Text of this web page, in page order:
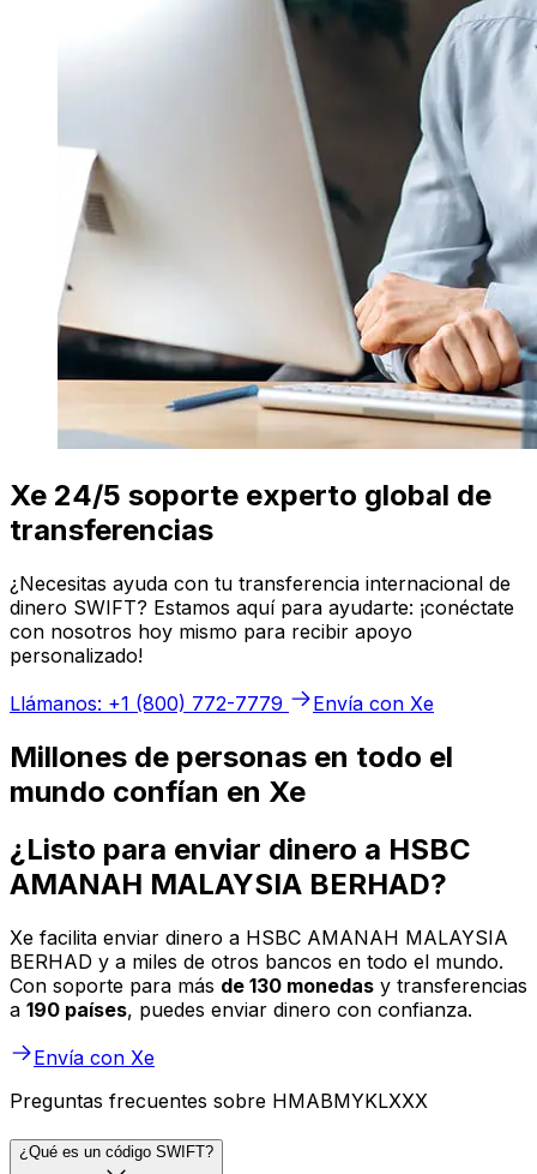
Xe 24/5 soporte experto global de
transferencias
¿Necesitas ayuda con tu transferencia internacional de
dinero SWIFT? Estamos aquí para ayudarte: ¡conéctate
con nosotros hoy mismo para recibir apoyo
personalizado!
Llámanos: +1 (800) 772-7779
Envía con Xe
Millones de personas en todo el
mundo confían en Xe
¿Listo para enviar dinero a HSBC
AMANAH MALAYSIA BERHAD?
Xe facilita enviar dinero a HSBC AMANAH MALAYSIA
BERHAD y a miles de otros bancos en todo el mundo.
Con soporte para más de 130 monedas y transferencias
a 190 países, puedes enviar dinero con confianza.
Envía con Xe
Preguntas frecuentes sobre HMABMYKLXXX
¿Qué es un código SWIFT?